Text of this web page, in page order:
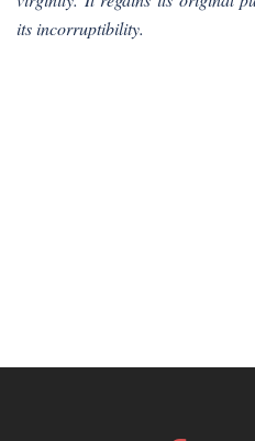
its incorruptibility.